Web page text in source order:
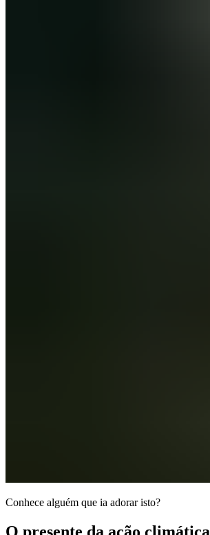
Conhece alguém que ia adorar isto?
O presente da ação climática